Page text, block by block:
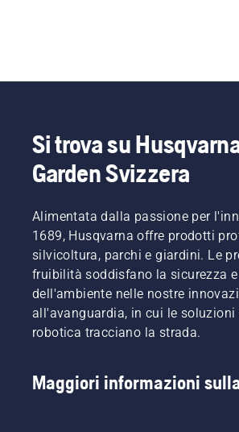
Si trova su
Garden Svizzera
Alimentata dalla passione per
1689, Husqvarna offre prodotti
silvicoltura, parchi e giardini. Le
fruibilità soddisfano la sicurezza
dell'ambiente nelle nostre
all'avanguardia, in cui le soluzioni
robotica tracciano la strada.
Maggiori informazioni